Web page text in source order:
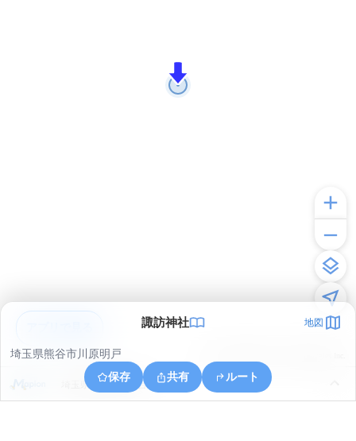
諏訪神社 地図
埼玉県熊谷市川原明戸
保存
共有 ルート
埼玉県深谷市白草台